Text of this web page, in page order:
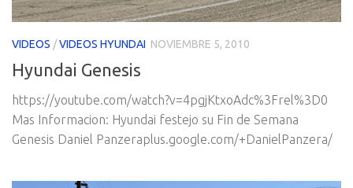
VIDEOS /VIDEOS HYUNDAI NOVIEMBRE 5, 2010
Hyundai Genesis
https://youtube.com/watch?v=4pgjKtxoAdc%3Frel%3D0
Mas Informacion: Hyundai festejo su Fin de Semana
Genesis Daniel Panzeraplus.google.com/+DanielPanzera/